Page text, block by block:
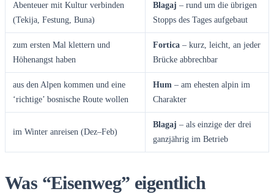
Abenteuer mit Kultur verbinden
(Tekija, Festung, Buna)
Blagaj – rund um die übrigen
Stopps des Tages aufgebaut
zum ersten Mal klettern und
Höhenangst haben
Fortica – kurz, leicht, an jeder
Brücke abbrechbar
aus den Alpen kommen und eine
‘richtige’ bosnische Route wollen
Hum – am ehesten alpin im
Charakter
im Winter anreisen (Dez–Feb)
Blagaj – als einzige der drei
ganzjährig im Betrieb
Was “Eisenweg” eigentlich